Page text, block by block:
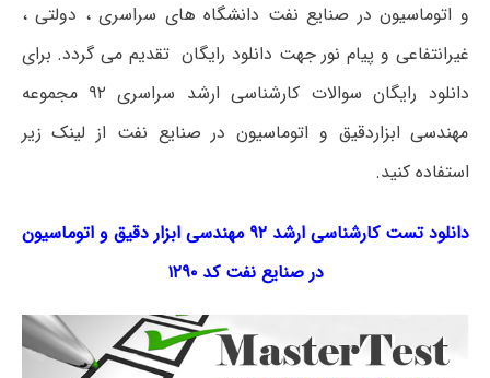
و اتوماسیون در صنایع نفت دانشگاه های سراسری ، دولتی ،
غیرانتفاعی و پیام نور جهت دانلود رایگان تقدیم می گردد. برای
دانلود رایگان سوالات کارشناسی ارشد سراسری ۹۲ مجموعه
مهندسی ابزاردقیق و اتوماسیون در صنایع نفت از لینک زیر
استفاده کنید.
دانلود تست کارشناسی ارشد ۹۲ مهندسی ابزار دقیق و اتوماسیون
در صنایع نفت کد ۱۲۹۰